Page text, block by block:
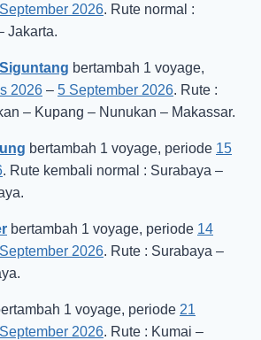
2026. Rute normal :
Jakarta.
bertambah 1 voyage,
2026 – 5 September 2026. Rute :
– Kupang – Nunukan – Makassar.
bertambah 1 voyage, periode 15
. Rute kembali normal : Surabaya –
bertambah 1 voyage, periode 14
2026. Rute : Surabaya –
1 voyage, periode 21
2026. Rute : Kumai –